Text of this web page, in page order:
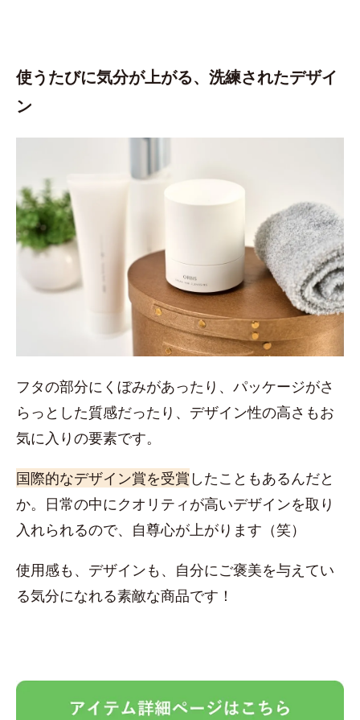
使うたびに気分が上がる、洗練されたデザイ
ン
フタの部分にくぼみがあったり、パッケージがさ
らっとした質感だったり、デザイン性の高さもお
気に入りの要素です。
国際的なデザイン賞を受賞 したこともあるんだと
か。日常の中にクオリティが高いデザインを取り
入れられるので、自尊心が上がります（笑）
使用感も、デザインも、自分にご褒美を与えてい
る気分になれる素敵な商品です！